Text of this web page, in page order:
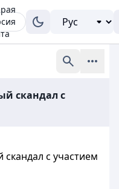
скандал с
скандал с участием